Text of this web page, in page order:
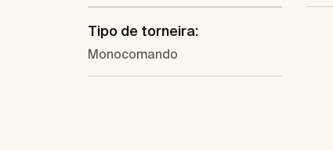
Tipo de torneira:
Monocomando